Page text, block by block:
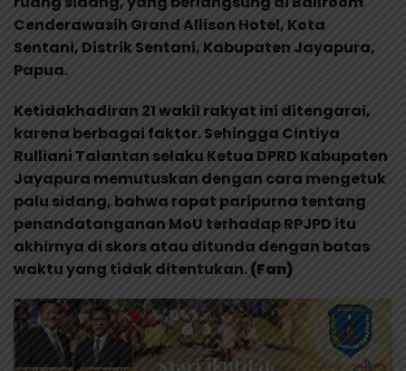
Cenderawasih Grand Allison Hotel, Kota
Sentani, Distrik Sentani, Kabupaten Jayapura,
Papua.
Ketidakhadiran 21 wakil rakyat ini ditengarai,
karena berbagai faktor. Sehingga Cintiya
Rulliani Talantan selaku Ketua DPRD Kabupaten
Jayapura memutuskan dengan cara mengetuk
palu sidang, bahwa rapat paripurna tentang
penandatanganan MoU terhadap RPJPD itu
akhirnya di skors atau ditunda dengan batas
waktu yang tidak ditentukan.(Fan)